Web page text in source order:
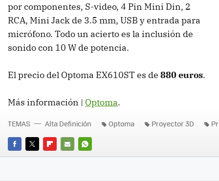
por componentes, S-video, 4 Pin Mini Din, 2
RCA, Mini Jack de 3.5 mm, USB y entrada para
micrófono. Todo un acierto es la inclusión de
sonido con 10 W de potencia.
El precio del Optoma EX610ST es de 880 euros.
Más información | Optoma.
FACEBOOK
TWITTERFLIPBOARD
E-
WHATSAPP
TEMAS Alta Definición Optoma Proyector 3D